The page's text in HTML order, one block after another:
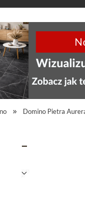
Domino Pietra